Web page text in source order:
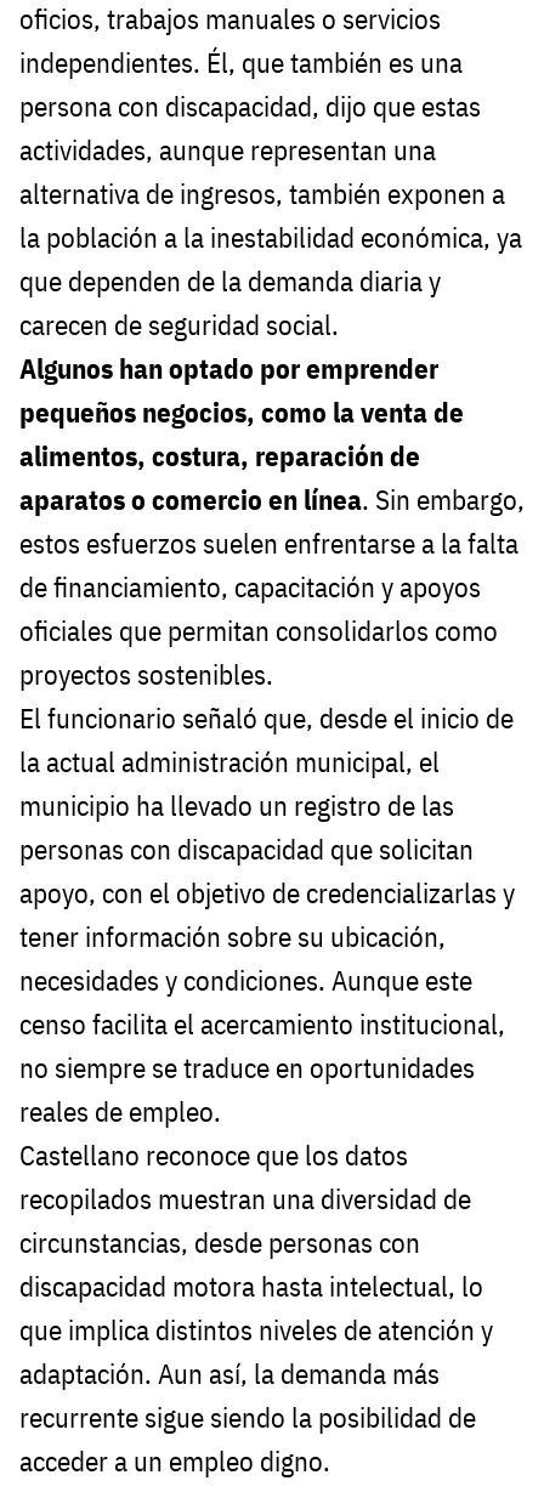
oficios, trabajos manuales o servicios
independientes. Él, que también es una
persona con discapacidad, dijo que estas
actividades, aunque representan una
alternativa de ingresos, también exponen a
la población a la inestabilidad económica, ya
que dependen de la demanda diaria y
carecen de seguridad social.
Algunos han optado por emprender
pequeños negocios, como la venta de
alimentos, costura, reparación de
aparatos o comercio en línea. Sin embargo,
estos esfuerzos suelen enfrentarse a la falta
de financiamiento, capacitación y apoyos
oficiales que permitan consolidarlos como
proyectos sostenibles.
El funcionario señaló que, desde el inicio de
la actual administración municipal, el
municipio ha llevado un registro de las
personas con discapacidad que solicitan
apoyo, con el objetivo de credencializarlas y
tener información sobre su ubicación,
necesidades y condiciones. Aunque este
censo facilita el acercamiento institucional,
no siempre se traduce en oportunidades
reales de empleo.
Castellano reconoce que los datos
recopilados muestran una diversidad de
circunstancias, desde personas con
discapacidad motora hasta intelectual, lo
que implica distintos niveles de atención y
adaptación. Aun así, la demanda más
recurrente sigue siendo la posibilidad de
acceder a un empleo digno.